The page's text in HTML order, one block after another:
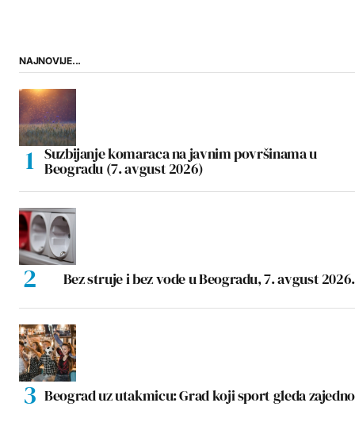
NAJNOVIJE...
Suzbijanje komaraca na javnim površinama u
Beogradu (7. avgust 2026)
Bez struje i bez vode u Beogradu, 7. avgust 2026.
Beograd uz utakmicu: Grad koji sport gleda zajedno